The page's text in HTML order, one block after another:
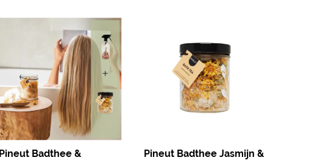
Pineut Badthee &
Pineut Badthee Jasmijn &